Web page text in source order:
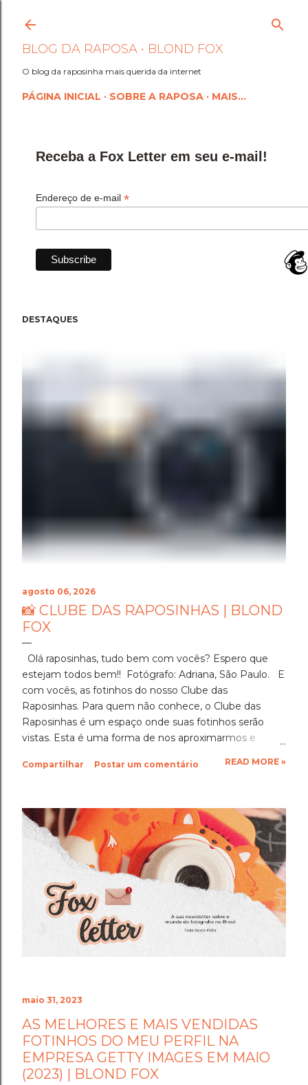
Pular para o conteúdo
BLOG DA RAPOSA • BLOND FOX
O blog da raposinha mais querida da internet
PÁGINA INICIAL SOBRE A RAPOSA MAIS…
Receba a Fox Letter em seu e-mail!
Endereço de e-mail *
DESTAQUES
agosto 06, 2026
📸 CLUBE DAS RAPOSINHAS | BLOND
FOX
Olá raposinhas, tudo bem com vocês? Espero que
estejam todos bem!! Fotógrafo: Adriana, São Paulo. E
com vocês, as fotinhos do nosso Clube das
Raposinhas. Para quem não conhece, o Clube das
Raposinhas é um espaço onde suas fotinhos serão
vistas. Esta é uma forma de nos aproximarmos e
basta enviar suas fotinhos para o nosso e-mail
onde você é, e se preferir, contar um pouquinho sobre
suas fotinhos. Fique a vontade! Ficarei muito feliz de
recebê-las. Eu espero as suas obras de arte, ein?!
Beijos da raposa e até a próxima!!
Compartilhar Postar um comentário READ MORE »
maio 31, 2023
AS MELHORES E MAIS VENDIDAS
FOTINHOS DO MEU PERFIL NA
EMPRESA GETTY IMAGES EM MAIO
(2023) | BLOND FOX